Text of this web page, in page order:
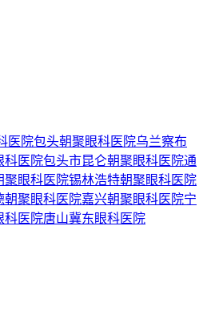
医院包头朝聚眼科医院乌兰察布
科医院包头市昆仑朝聚眼科医院通
聚眼科医院锡林浩特朝聚眼科医院
朝聚眼科医院嘉兴朝聚眼科医院宁
科医院唐山冀东眼科医院